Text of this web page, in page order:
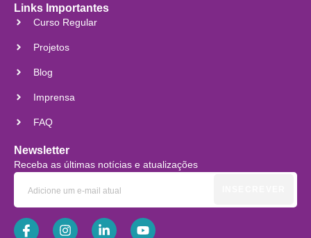
Links Importantes
Curso Regular
Projetos
Blog
Imprensa
FAQ
Newsletter
Receba as últimas notícias e atualizações